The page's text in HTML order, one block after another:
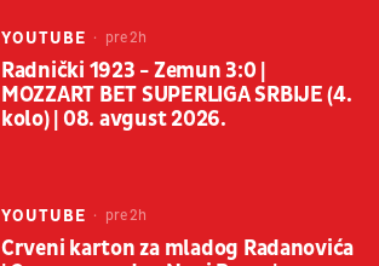
YOUTUBE pre 2h
Radnički 1923 - Zemun 3:0 |
MOZZART BET SUPERLIGA SRBIJE (4.
kolo) | 08. avgust 2026.
YOUTUBE pre 2h
Crveni karton za mladog Radanovića